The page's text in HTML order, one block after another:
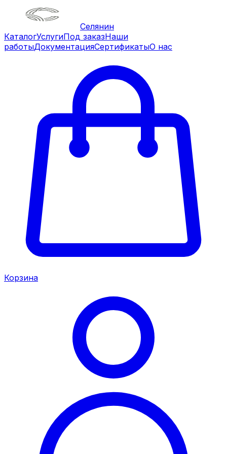
Селянин
КаталогУслугиПод заказНаши
работыДокументацияСертификатыО нас
Корзина